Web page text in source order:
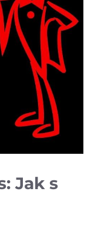
Jak s